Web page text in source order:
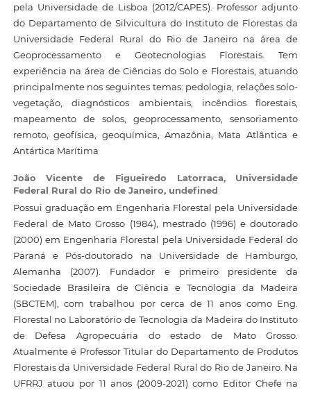
pela Universidade de Lisboa (2012/CAPES). Professor adjunto
do Departamento de Silvicultura do Instituto de Florestas da
Universidade Federal Rural do Rio de Janeiro na área de
Geoprocessamento e Geotecnologias Florestais. Tem
experiência na área de Ciências do Solo e Florestais, atuando
principalmente nos seguintes temas: pedologia, relações solo-
vegetação, diagnósticos ambientais, incêndios florestais,
mapeamento de solos, geoprocessamento, sensoriamento
remoto, geofísica, geoquímica, Amazônia, Mata Atlântica e
Antártica Marítima
João Vicente de Figueiredo Latorraca, Universidade
Federal Rural do Rio de Janeiro, undefined
Possui graduação em Engenharia Florestal pela Universidade
Federal de Mato Grosso (1984), mestrado (1996) e doutorado
(2000) em Engenharia Florestal pela Universidade Federal do
Paraná e Pós-doutorado na Universidade de Hamburgo,
Alemanha (2007). Fundador e primeiro presidente da
Sociedade Brasileira de Ciência e Tecnologia da Madeira
(SBCTEM), com trabalhou por cerca de 11 anos como Eng.
Florestal no Laboratório de Tecnologia da Madeira do Instituto
de Defesa Agropecuária do estado de Mato Grosso.
Atualmente é Professor Titular do Departamento de Produtos
Florestais da Universidade Federal Rural do Rio de Janeiro. Na
UFRRJ atuou por 11 anos (2009-2021) como Editor Chefe na